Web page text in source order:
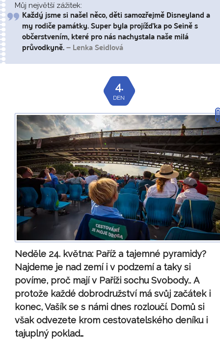
Můj největší zážitek:
Každý jsme si našel něco, děti samozřejmě Disneyland a
my rodiče památky. Super byla projížďka po Seině s
občerstvením, které pro nás nachystala naše milá
průvodkyně. – Lenka Seidlová
4.
DEN
Neděle 24. května: Paříž a tajemné pyramidy?
Najdeme je nad zemí i v podzemía taky si
povíme, proč mají v Paříži sochu Svobody.. A
protože každé dobrodružství má svůj začátek i
konec, Vašík se s námi dnes rozloučí. Domů si
však odvezete krom cestovatelského deníku i
tajuplný poklad…